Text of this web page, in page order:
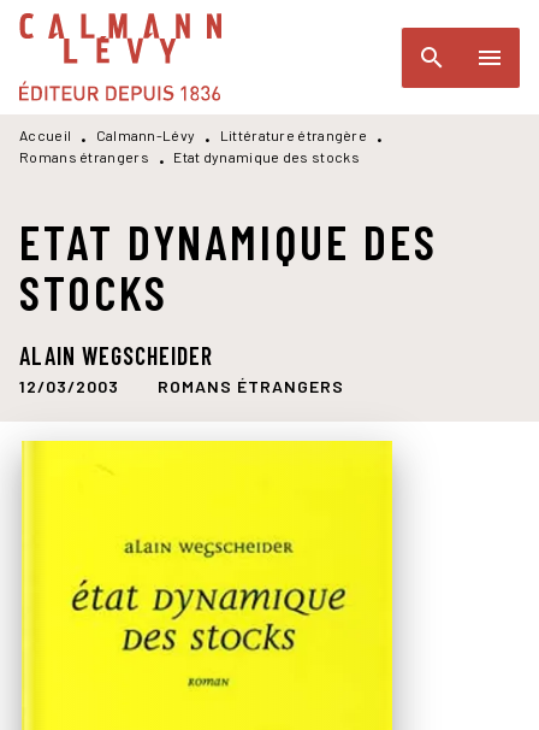
MENU RECHERCHE
PIED DE PAGE
search menu
Accueil • Calmann-Lévy • Littérature étrangère
•
Romans étrangers
• Etat dynamique des stocks
ETAT DYNAMIQUE DES
STOCKS
ALAIN WEGSCHEIDER
12/03/2003 ROMANS ÉTRANGERS